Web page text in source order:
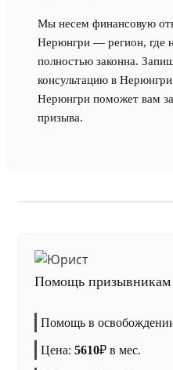
Мы несем финансовую
Нерюнгри — регион, где
полностью законна.
консультацию в
Нерюнгри поможет вам
призыва.
Помощь
Помощь в
Цена: 5610₽ в мес.